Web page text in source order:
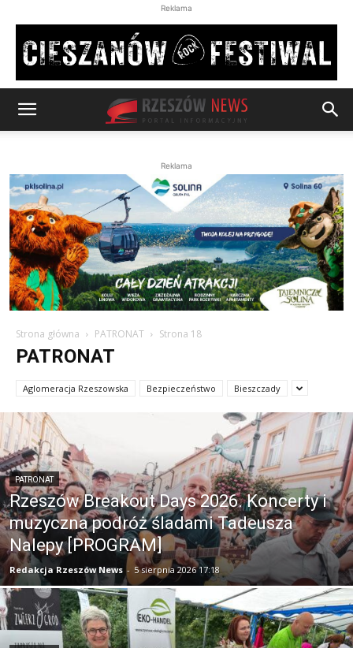
Reklama
Reklama
Strona główna PATRONAT Strona 18
PATRONAT
Aglomeracja Rzeszowska Bezpieczeństwo Bieszczady
PATRONAT
Rzeszów Breakout Days 2026. Koncerty i
muzyczna podróż śladami Tadeusza
Nalepy [PROGRAM]
Redakcja Rzeszów News - 5 sierpnia 2026 17:18